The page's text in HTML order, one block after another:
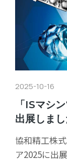
2025-10-16
「ISマシ
出展しま
協和精工株
ア2025に出